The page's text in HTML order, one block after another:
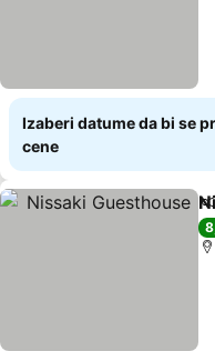
Izaberi datume da bi se
cene